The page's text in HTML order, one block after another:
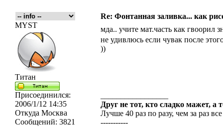
Re: Фонтанная заливка... как
MYST
Титан
Присоединился:
2006/1/12 14:35
Откуда Москва
Сообщений: 3821
мда.. учите мат.часть как
не удивлюсь если чувак после
))
Друг не тот, кто сладко мажет, а
Лучше 40 раз по разу, чем за раз
-----------